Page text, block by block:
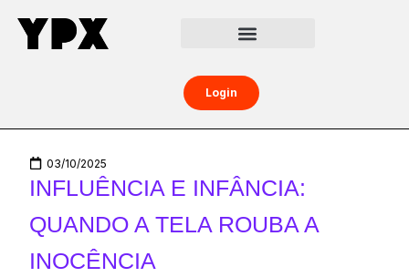
Login
03/10/2025
INFLUÊNCIA E INFÂNCIA:
QUANDO A TELA ROUBA A
INOCÊNCIA